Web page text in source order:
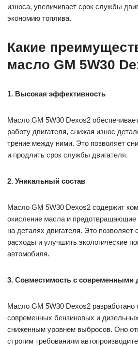
износа, увеличивает срок службы
экономию топлива.
Какие
масло GM 5W30
1. Высокая эффективность
Масло GM 5W30 Dexos2
работу двигателя, снижая износ
трение между ними. Это позволяет
и продлить срок службы двигателя.
2. Уникальный состав
Масло GM 5W30 Dexos2 содержит
окисление масла и предотвращающие
на деталях двигателя. Это позволяет
расходы и улучшить экологические
автомобиля.
3. Совместимость с современными
Масло GM 5W30 Dexos2 разработано
современных бензиновых и
сниженным уровнем выбросов. Оно
строгим требованиям